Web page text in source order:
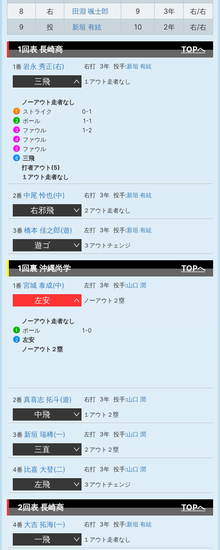
8
右 田淵 颯士郎 9 3年
右/右
9
投 新垣 有絃 10 2年 右/右
1回表 長崎商 TOPへ
1番 岩永 秀正(右) 右打 3年 投手:新垣 有絃
三飛 １アウト走者なし
ノーアウト走者なし
1 ストライク 0-1
2 ボール 1-1
3 ファウル 1-2
4 ファウル
5 ファウル
6
三飛
打者アウト(5)
１アウト走者なし
2番 中尾 怜也(中) 右打 3年 投手:新垣 有絃
右邪飛 ２アウト走者なし
3番 橋本 佳之郎(遊) 左打 3年 投手:新垣 有絃
遊ゴ ３アウトチェンジ
1回裏 沖縄尚学 TOPへ
1番 宮城 泰成(中) 左打 3年 投手:山口 潤
左安 ノーアウト２塁
ノーアウト走者なし
1 ボール 1-0
2
左安
ノーアウト２塁
2番 真喜志 拓斗(遊) 右打 3年 投手:山口 潤
中飛 １アウト２塁
3番 新垣 瑞稀(一) 左打 3年 投手:山口 潤
三直 ２アウト２塁
4番 比嘉 大登(二) 右打 3年 投手:山口 潤
左飛 ３アウトチェンジ
2回表 長崎商 TOPへ
4番 大吉 拓海(一) 右打 3年 投手:新垣 有絃
一飛 １アウト走者なし